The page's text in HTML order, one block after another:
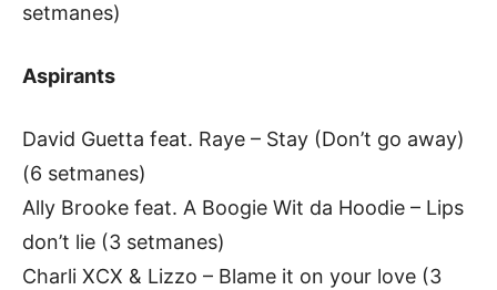
setmanes)
Aspirants
David Guetta feat. Raye – Stay (Don’t go away)
(6 setmanes)
Ally Brooke feat. A Boogie Wit da Hoodie – Lips
don’t lie (3 setmanes)
Charli XCX & Lizzo – Blame it on your love (3